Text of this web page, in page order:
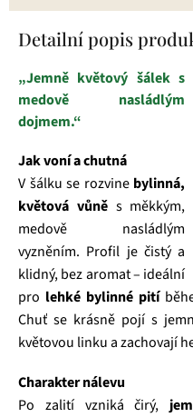
Detailní popis
„Jemně květový šálek s
medově nasládlým
dojmem.“
Jak voní a chutná
V šálku se rozvine bylinná,
květová vůněs měkkým,
medově nasládlým
vyzněním. Profil je čistý a
klidný, bez aromat – ideální
pro lehké bylinné pití
Chuť se krásně pojí s
květovou linku a zachovají
Charakter nálevu
Po zalití vzniká čirý,